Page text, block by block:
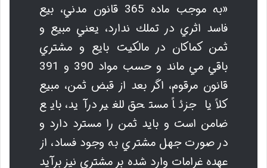
«به موجب ماده 365 قانون مدني، بيع
فاسد اثري در تملك ندارد، يعني مبيع و
ثمن كماكان در مالكيت بايع و مشتري
باقي مي ماند و حسب مواد 390 و 391
قانون مرقوم، اگر بعد از قبض ثمن، مبيع
كلاً يا جزئاً مستحق للغير درآيد، بايع
ضامن است و بايد ثمن را مسترد دارد و
در صورت جهل مشتري به وجود فساد، از
عهده غرامات وارد شده بر مشتري نيز برآيد